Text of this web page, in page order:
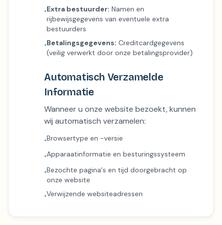
•Extra bestuurder: Namen en
rijbewijsgegevens van eventuele extra
bestuurders
•Betalingsgegevens: Creditcardgegevens
(veilig verwerkt door onze betalingsprovider)
Automatisch Verzamelde
Informatie
Wanneer u onze website bezoekt, kunnen
wij automatisch verzamelen:
•Browsertype en -versie
•Apparaatinformatie en besturingssysteem
•Bezochte pagina's en tijd doorgebracht op
onze website
•Verwijzende websiteadressen